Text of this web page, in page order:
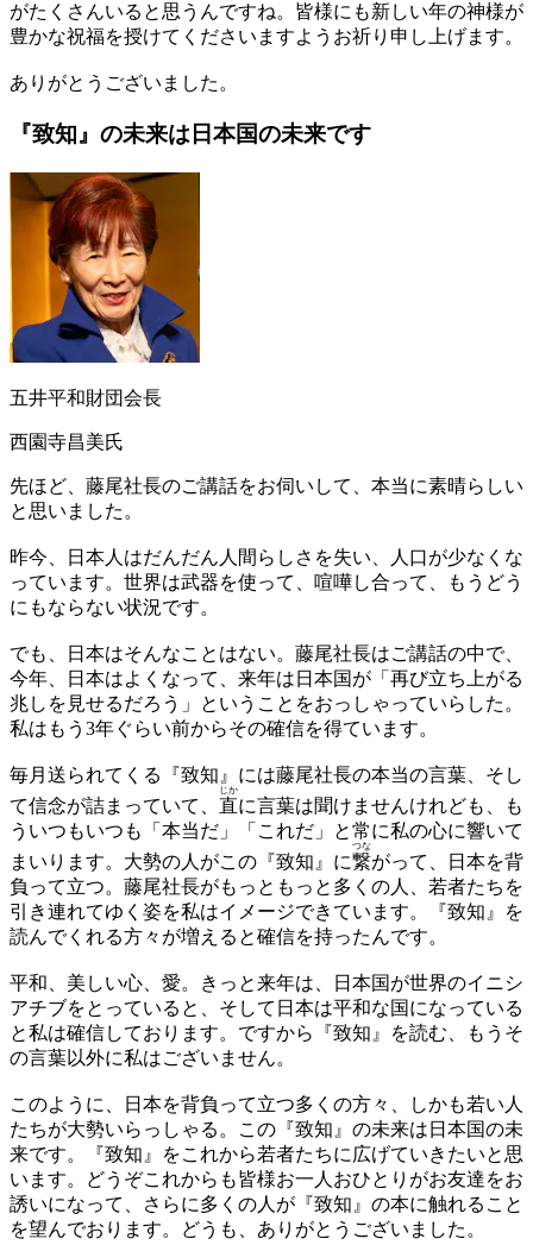
がたくさんいると思うんですね。皆様にも新しい年の神様が
豊かな祝福を授けてくださいますようお祈り申し上げます。
ありがとうございました。
『致知』の未来は 日本国の未来です
五井平和財団会長
西園寺昌美氏
先ほど、藤尾社長のご講話をお伺いして、本当に素晴らしい
と思いました。
昨今、日本人はだんだん人間らしさを失い、人口が少なくな
っています。世界は武器を使って、喧嘩し合って、もうどう
にもならない状況です。
でも、日本はそんなことはない。藤尾社長はご講話の中で、
今年、日本はよくなって、来年は日本国が「再び立ち上がる
兆しを見せるだろう」ということをおっしゃっていらした。
私はもう3年ぐらい前からその確信を得ています。
毎月送られてくる『致知』には藤尾社長の本当の言葉、そし
て信念が詰まっていて、 直
じか
に言葉は聞けませんけれども、も
ういつもいつも「本当だ」「これだ」と常に私の心に響いて
まいります。大勢の人がこの『致知』に繋
つな
がって、日本を背
負って立つ。藤尾社長がもっともっと多くの人、若者たちを
引き連れてゆく姿を私はイメージできています。『致知』を
読んでくれる方々が増えると確信を持ったんです。
平和、美しい心、愛。きっと来年は、日本国が世界のイニシ
アチブをとっていると、そして日本は平和な国になっている
と私は確信しております。ですから『致知』を読む、もうそ
の言葉以外に私はございません。
このように、日本を背負って立つ多くの方々、しかも若い人
たちが大勢いらっしゃる。この『致知』の未来は日本国の未
来です。『致知』をこれから若者たちに広げていきたいと思
います。どうぞこれからも皆様お一人おひとりがお友達をお
誘いになって、さらに多くの人が『致知』の本に触れること
を望んでおります。どうも、ありがとうございました。